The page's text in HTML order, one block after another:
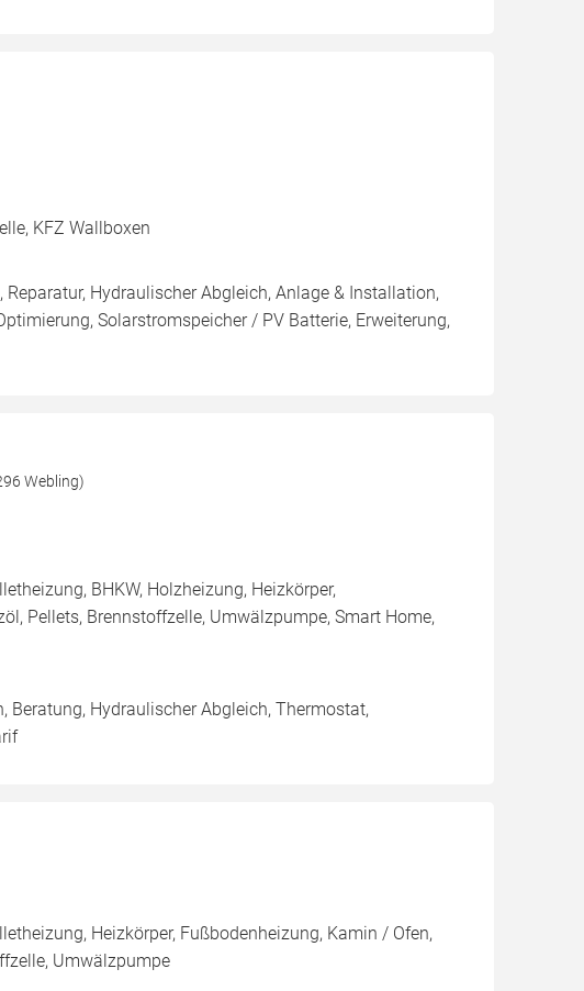
KFZ Wallboxen
Hydraulischer Abgleich, Anlage & Installation,
Solarstromspeicher / PV Batterie, Erweiterung,
Webling)
BHKW, Holzheizung, Heizkörper,
Pellets, Brennstoffzelle, Umwälzpumpe, Smart Home,
Beratung, Hydraulischer Abgleich, Thermostat,
Heizkörper, Fußbodenheizung, Kamin / Ofen,
Umwälzpumpe